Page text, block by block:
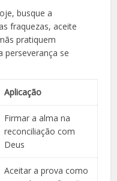
busque a
fraquezas, aceite
pratiquem
perseverança se
Aplicação
Firmar a alma na
reconciliação com
Deus
Aceitar a prova como